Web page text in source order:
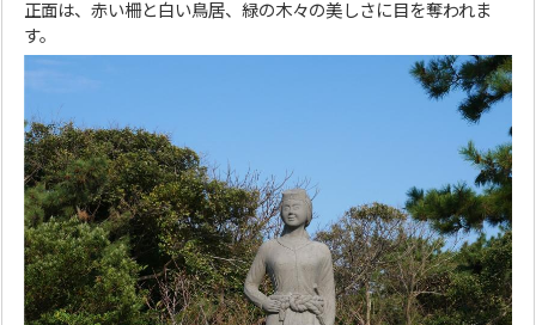
正面は、赤い柵と白い鳥居、緑の木々の美しさに目を奪われま
す。